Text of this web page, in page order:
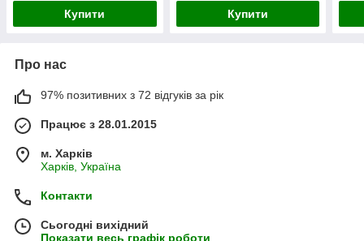
Купити Купити
Про нас
97% позитивних з 72 відгуків за рік
Працює з 28.01.2015
м. Харків
Харків, Україна
Контакти
Сьогодні вихідний
Показати весь графік роботи